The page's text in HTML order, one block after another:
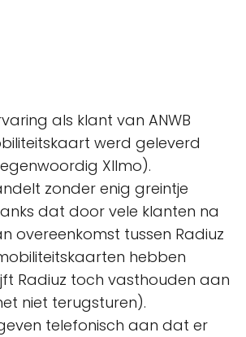
als klant van ANWB
werd geleverd
XIImo).
zonder enig greintje
dat door vele klanten na
overeenkomst tussen Radiuz
hebben
Radiuz toch vasthouden aan
niet terugsturen).
telefonisch aan dat er